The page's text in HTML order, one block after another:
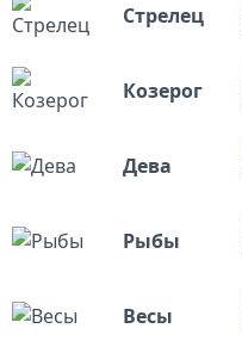
Стрелец
Козерог
Дева
Рыбы
Весы